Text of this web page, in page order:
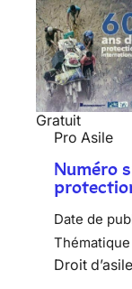
Gratuit
Pro Asile
Numéro
Date de
Thématique
Droit d’asile